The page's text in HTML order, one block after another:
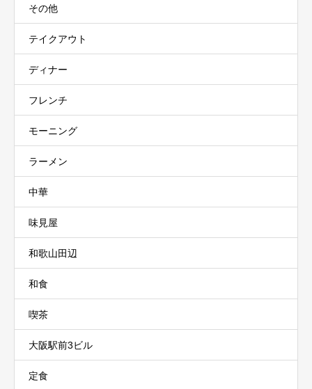
その他
テイクアウト
ディナー
フレンチ
モーニング
ラーメン
中華
味見屋
和歌山田辺
和食
喫茶
大阪駅前3ビル
定食